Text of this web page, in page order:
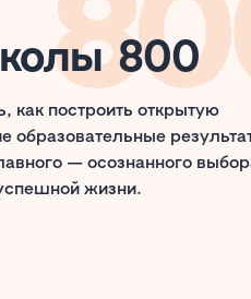
800
как построить открытую
образовательные
— осознанного
жизни.